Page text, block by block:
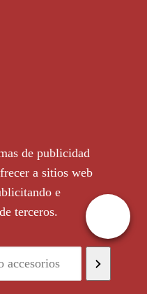
de publicidad
a sitios web
e
terceros.